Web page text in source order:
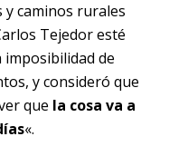
y caminos rurales
Tejedor esté
de
y consideró que
que la cosa va a
«.